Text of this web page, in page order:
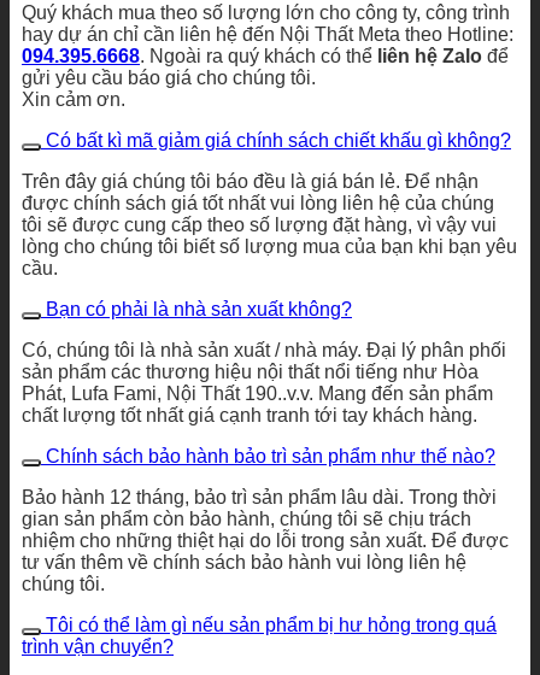
Quý khách mua theo số lượng lớn cho công ty, công trình
hay dự án chỉ cần liên hệ đến Nội Thất Meta theo Hotline:
094.395.6668. Ngoài ra quý khách có thể liên hệ Zalo để
gửi yêu cầu báo giá cho chúng tôi.
Xin cảm ơn.
Có bất kì mã giảm giá chính sách chiết khấu gì không?
Trên đây giá chúng tôi báo đều là giá bán lẻ. Để nhận
được chính sách giá tốt nhất vui lòng liên hệ của chúng
tôi sẽ được cung cấp theo số lượng đặt hàng, vì vậy vui
lòng cho chúng tôi biết số lượng mua của bạn khi bạn yêu
cầu.
Bạn có phải là nhà sản xuất không?
Có, chúng tôi là nhà sản xuất / nhà máy. Đại lý phân phối
sản phẩm các thương hiệu nội thất nổi tiếng như Hòa
Phát, Lufa Fami, Nội Thất 190..v.v. Mang đến sản phẩm
chất lượng tốt nhất giá cạnh tranh tới tay khách hàng.
Chính sách bảo hành bảo trì sản phẩm như thế nào?
Bảo hành 12 tháng, bảo trì sản phẩm lâu dài. Trong thời
gian sản phẩm còn bảo hành, chúng tôi sẽ chịu trách
nhiệm cho những thiệt hại do lỗi trong sản xuất. Để được
tư vấn thêm về chính sách bảo hành vui lòng liên hệ
chúng tôi.
Tôi có thể làm gì nếu sản phẩm bị hư hỏng trong quá
trình vận chuyển?